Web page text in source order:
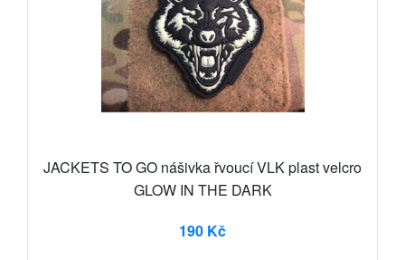
JACKETS TO GO nášivka řvoucí VLK plast velcro
GLOW IN THE DARK
190 Kč